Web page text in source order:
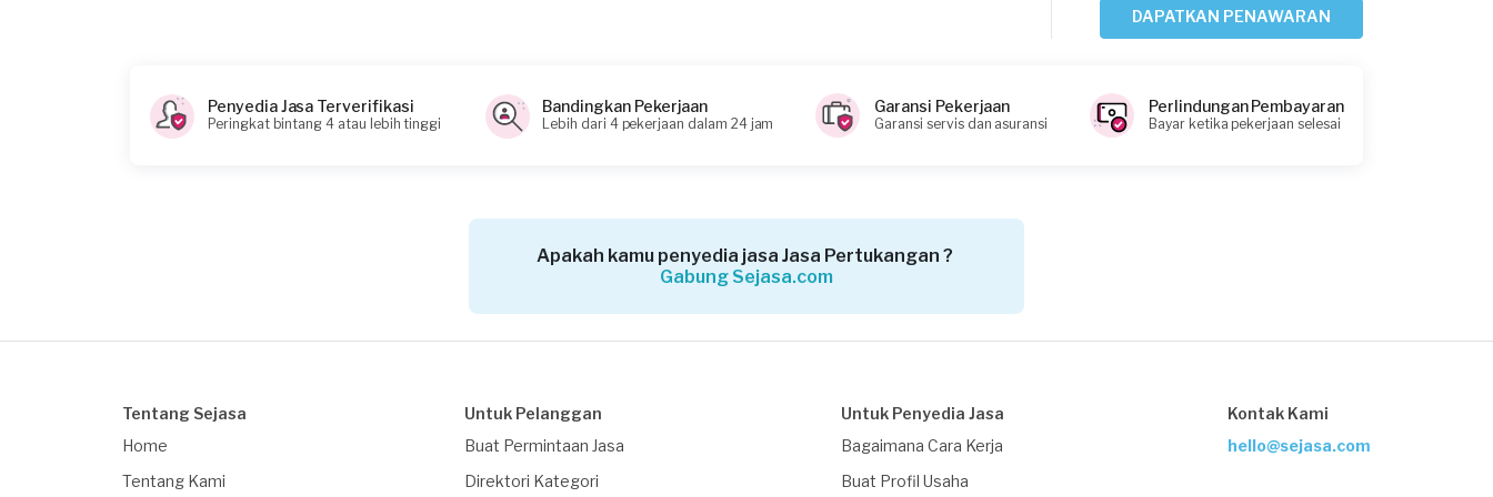
Konsumen ini menggunakan
Meyer requested Jasa Pertukangan
Tangerang Kota, Banten
Request Fulfilled
Tangerang Kota, Banten
Request Fulfilled
DAPATKAN PENAWARAN
Penyedia Jasa Terverifikasi
Peringkat bintang 4 atau lebih tinggi
Bandingkan Pekerjaan
Lebih dari 4 pekerjaan dalam 24 jam
Garansi Pekerjaan
Garansi servis dan asuransi
Perlindungan Pembayaran
Bayar ketika pekerjaan selesai
Apakah kamu penyedia jasa Jasa Pertukangan ?
Gabung Sejasa.com
Tentang Sejasa
Home
Tentang Kami
Untuk Pelanggan
Buat Permintaan Jasa
Direktori Kategori
Untuk Penyedia Jasa
Bagaimana Cara Kerja
Buat Profil Usaha
Kontak Kami
hello@sejasa.com